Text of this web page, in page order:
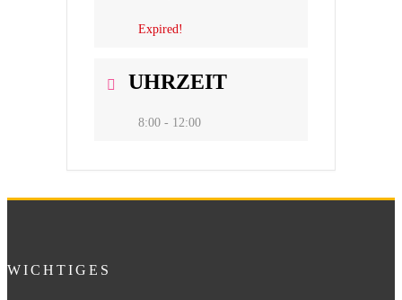
Expired!
UHRZEIT
8:00 - 12:00
WICHTIGES